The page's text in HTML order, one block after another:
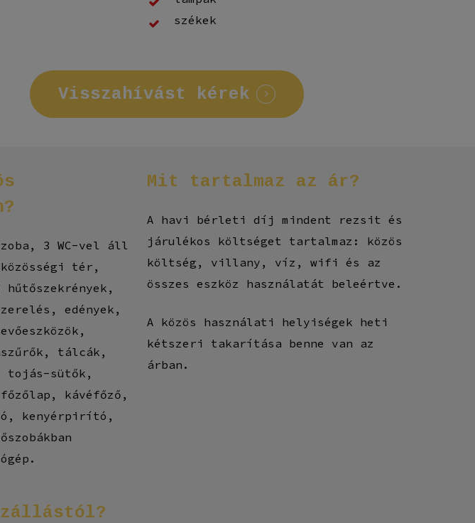
székek
Visszahívást kérek
3 WC-vel áll
tér,
hűtőszekrények,
edények,
tálcák,
tojás-sütők,
kávéfőző,
kenyérpirító,
Mit tartalmaz az ár?
A havi bérleti díj mindent rezsit és
járulékos költséget tartalmaz: közös
költség, villany, víz, wifi és az
összes eszköz használatát beleértve.
A közös használati helyiségek heti
kétszeri takarítása benne van az
árban.